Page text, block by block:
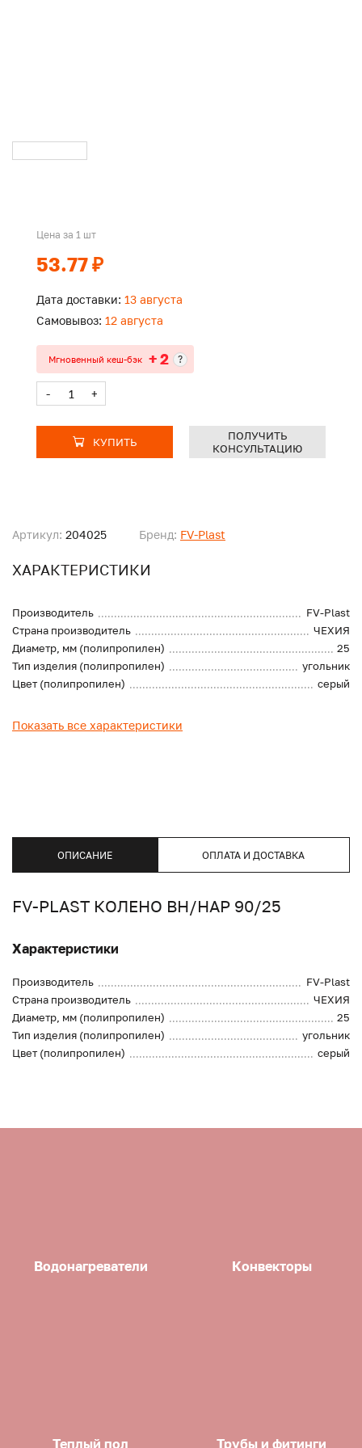
Артикул: 204025 Бренд: FV-Plast
ХАРАКТЕРИСТИКИ
Производитель
FV-Plast
Страна производитель
ЧЕХИЯ
Диаметр, мм (полипропилен)
25
Тип изделия (полипропилен)
угольник
Цвет (полипропилен)
серый
Показать все характеристики
Цена за 1 шт
53.77 ₽
Дата доставки: 13 августа
Самовывоз: 12 августа
Мгновенный кеш-бэк + 2 ?
- +
КУПИТЬ
ПОЛУЧИТЬ
КОНСУЛЬТАЦИЮ
ОПИСАНИЕ ОПЛАТА И ДОСТАВКА
FV-PLAST КОЛЕНО ВН/НАР 90/25
Характеристики
Производитель
FV-Plast
Страна производитель
ЧЕХИЯ
Диаметр, мм (полипропилен)
25
Тип изделия (полипропилен)
угольник
Цвет (полипропилен)
серый
Водонагреватели Конвекторы
Теплый пол Трубы и фитинги